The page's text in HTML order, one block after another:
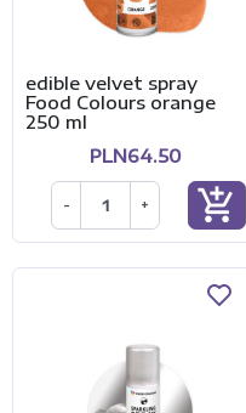
edible velvet spray
Food Colours orange
250 ml
PLN64.50
- + add_shopping_cart